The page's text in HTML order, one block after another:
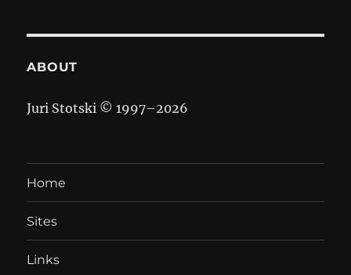
ABOUT
Juri Stotski © 1997–2026
Home
Sites
Links